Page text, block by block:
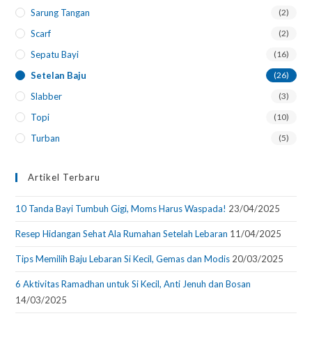
Sarung Tangan (2)
Scarf (2)
Sepatu Bayi (16)
Setelan Baju (26)
Slabber (3)
Topi (10)
Turban (5)
Artikel Terbaru
10 Tanda Bayi Tumbuh Gigi, Moms Harus Waspada! 23/04/2025
Resep Hidangan Sehat Ala Rumahan Setelah Lebaran 11/04/2025
Tips Memilih Baju Lebaran Si Kecil, Gemas dan Modis 20/03/2025
6 Aktivitas Ramadhan untuk Si Kecil, Anti Jenuh dan Bosan
14/03/2025